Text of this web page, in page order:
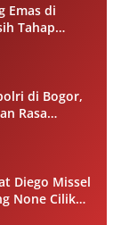
Emas di
Tahap
di Bogor,
Rasa
Diego Missel
None Cilik